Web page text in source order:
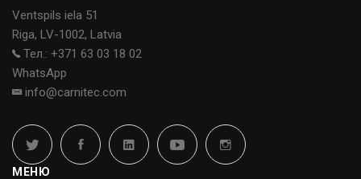
Ventspils iela 51
Riga, LV-1002, Latvia
Тел.: +371 63 03 18 02
WhatsApp
info@carnitec.com
МЕНЮ